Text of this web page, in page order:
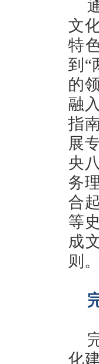
文
特
到“
的
融
指
展
央
务
合
等
成
则。
化